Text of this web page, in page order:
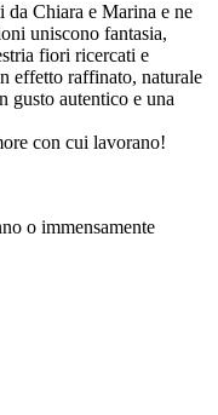
Chiara e Marina e ne
uniscono fantasia,
fiori ricercati e
effetto raffinato, naturale
gusto autentico e una
con cui lavorano!
o immensamente